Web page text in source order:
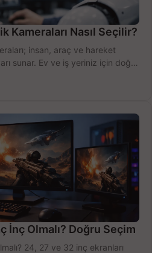
Kameraları Nasıl Seçilir?
insan, araç ve hareket
sunar. Ev ve iş yeriniz için doğru
İnç Olmalı? Doğru Seçim
24, 27 ve 32 inç ekranları